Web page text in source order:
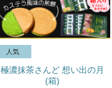
極濃抹茶さんど 想い出の月
(箱)